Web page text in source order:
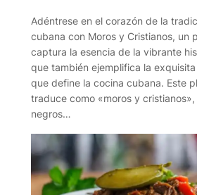
Adéntrese en el corazón de la
cubana con Moros y Cristianos, un
captura la esencia de la vibrante
que también ejemplifica la
que define la cocina cubana. Este
traduce como «moros y
negros…